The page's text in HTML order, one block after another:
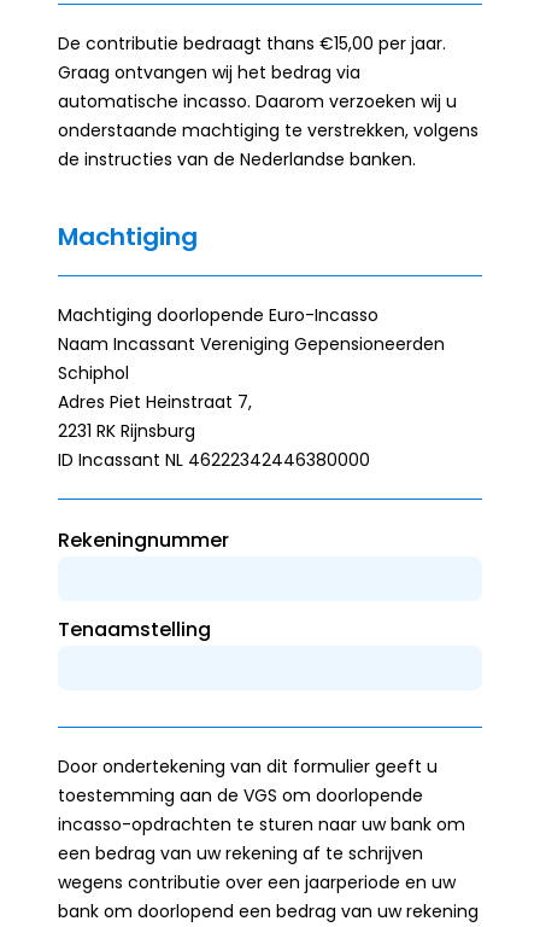
De contributie bedraagt thans €15,00 per jaar.
Graag ontvangen wij het bedrag via
automatische incasso. Daarom verzoeken wij u
onderstaande machtiging te verstrekken, volgens
de instructies van de Nederlandse banken.
Machtiging
Machtiging doorlopende Euro-Incasso
Naam Incassant Vereniging Gepensioneerden
Schiphol
Adres Piet Heinstraat 7,
2231 RK Rijnsburg
ID Incassant NL 46222342446380000
Rekeningnummer
Tenaamstelling
Door ondertekening van dit formulier geeft u
toestemming aan de VGS om doorlopende
incasso-opdrachten te sturen naar uw bank om
een bedrag van uw rekening af te schrijven
wegens contributie over een jaarperiode en uw
bank om doorlopend een bedrag van uw rekening